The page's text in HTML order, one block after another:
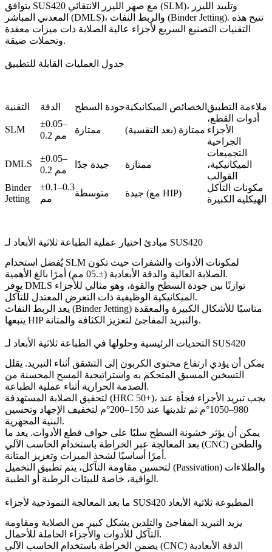
يتوافق SUS420 مع صهر الليزر الانتقائي (SLM)، وتلبيد الليزر
المعدني المباشر (DMLS)، والربط النفاث (Binder Jetting). تتيح هذه
التقنيات التصنيع السريع لأجزاء عالية الصلابة ذات ميزات معقدة
وتحملات ضيقة.
جدول العمليات القابلة للتطبيق
التقنية الدقة جودة السطحالخصائص الميكانيكية ملاءمة التطبيق
SLM
±0.05–
0.2 مم
ممتازة ممتازة (بعد التقسية)
أدوات القطع،
الأجزاء
الجراحية
DMLS
±0.05–
0.2 مم
جيدة جدًا ممتازة
التجميعات
الميكانيكية،
القوالب
Binder
Jetting
±0.1–0.3
مم
متوسطة جيدة (مع HIP)
مكونات التآكل
الهيكلية الكبيرة
مبادئ اختيار عملية الطباعة ثلاثية الأبعاد لـ SUS420
يُفضل استخدام SLM
الصلابة العالية والدقة الأبعادية (±.05 مم) أمرًا بالغ الأهمية.
DMLS
الميكانيكية الوظيفية ذات التعرض المعتدل للتآكل.
يعد الربط النفاث (Binder Jetting)
HIP والتبريد المفاجئ لتعزيز الكثافة والمتانة.
التحديات الرئيسية وحلولها في الطباعة ثلاثية الأبعاد لـ SUS420
يمكن أن يؤدي ارتفاع محتوى الكربون إلى التشقق أثناء التبريد. يقلل
التسخين المسبق المتحكم به واستراتيجية المسح المحسنة من
الصدمة الحرارية أثناء عملية الطباعة.
لتحقيق الصلابة المستهدفة (HRC 50+)، يجب تبريد الأجزاء فجأة عند
980–1050°م ثم تلدينها عند 150–200°م لتخفيف الإجهاد وتحسين
البنية المجهرية.
يمكن أن يؤثر خشونة السطح سلبًا على حواف قطع الأدوات. يعد ما
بعد المعالجة عبر الخراطة باستخدام الحاسب الآلي (CNC) و الطحن
أمرًا أساسيًا لشحذ الميزات وتعزيز المتانة.
لتحسين مقاومة التآكل، يتم تطبيق التخميل (Passivation)
الواقية، خاصة للبيئات الرطبة أو الطبية.
ما بعد المعالجة النموذجية لأجزاء SUS420 المطبوعة ثلاثية الأبعاد
يزيد التبريد المفاجئ والتلدين بشكل كبير من الصلابة ومقاومة
التآكل للأدوات والأجزاء الحاملة للأحمال.
يضمن الخراطة باستخدام الحاسب الآلي (CNC)